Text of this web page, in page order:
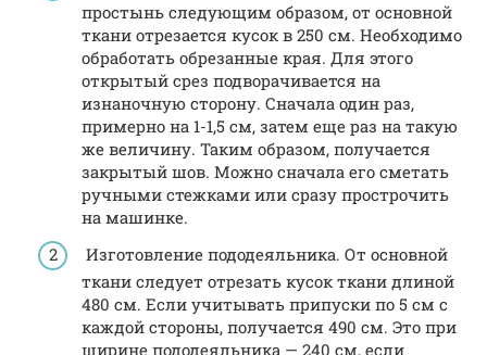
простынь следующим образом, от основной
ткани отрезается кусок в 250 см. Необходимо
обработать обрезанные края. Для этого
открытый срез подворачивается на
изнаночную сторону. Сначала один раз,
примерно на 1-1,5 см, затем еще раз на такую
же величину. Таким образом, получается
закрытый шов. Можно сначала его сметать
ручными стежками или сразу прострочить
на машинке.
Изготовление пододеяльника. От основной
ткани следует отрезать кусок ткани длиной
480 см. Если учитывать припуски по 5 см с
каждой стороны, получается 490 см. Это при
ширине пододеяльника — 240 см, если